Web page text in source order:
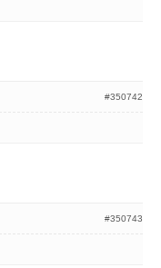
#350742
#350743